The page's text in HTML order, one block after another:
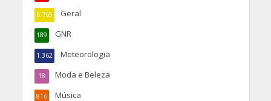
Geral
6.769
GNR
189
Meteorologia
1.362
Moda e Beleza
18
Música
816